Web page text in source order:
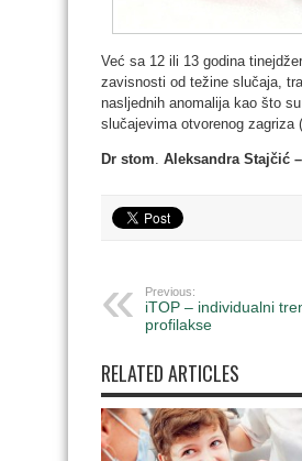
Već sa 12 ili 13 godina
zavisnosti od težine slučaja,
nasljednih anomalija kao što
slučajevima otvorenog zagriza
Dr stom Aleksandra Stajčić
Previous:
iTOP – individualni
profilakse
RELATED ARTICLES